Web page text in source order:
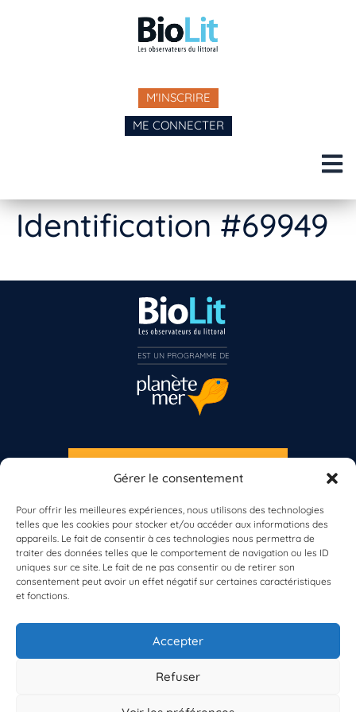
Gérer le consentement
Pour offrir les meilleures expériences, nous utilisons des technologies
telles que les cookies pour stocker et/ou accéder aux informations des
appareils. Le fait de consentir à ces technologies nous permettra de
traiter des données telles que le comportement de navigation ou les ID
uniques sur ce site. Le fait de ne pas consentir ou de retirer son
consentement peut avoir un effet négatif sur certaines caractéristiques
et fonctions.
Accepter
Refuser
M'INSCRIRE
ME CONNECTER
Identification #69949
À propos de BioLit
Vos données d'observation
Ressources
Résultats du programme
Contacts
S'INSCRIRE À LA NEWSLETTER